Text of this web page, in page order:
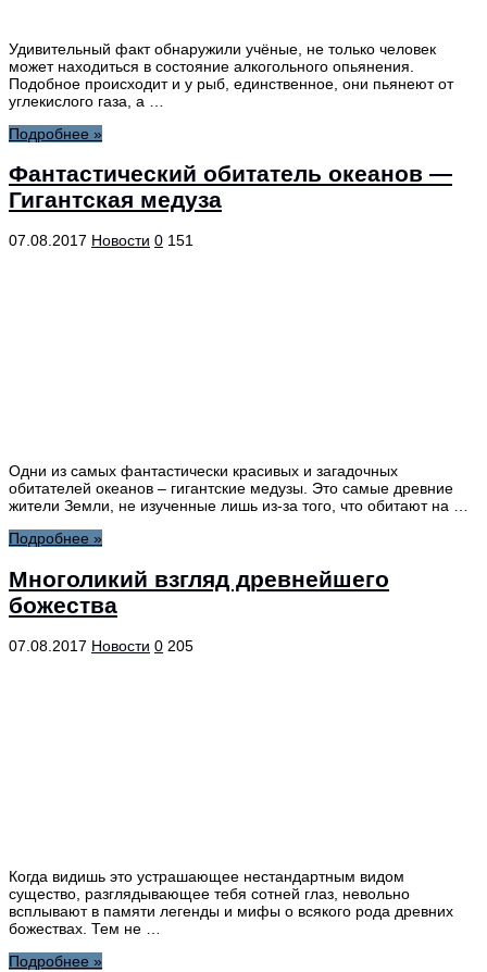
Удивительный факт обнаружили учёные, не только человек
может находиться в состояние алкогольного опьянения.
Подобное происходит и у рыб, единственное, они пьянеют от
углекислого газа, а …
Подробнее »
Фантастический обитатель океанов —
Гигантская медуза
07.08.2017 Новости 0 151
Одни из самых фантастически красивых и загадочных
обитателей океанов – гигантские медузы. Это самые древние
жители Земли, не изученные лишь из-за того, что обитают на …
Подробнее »
Многоликий взгляд древнейшего
божества
07.08.2017 Новости 0 205
Когда видишь это устрашающее нестандартным видом
существо, разглядывающее тебя сотней глаз, невольно
всплывают в памяти легенды и мифы о всякого рода древних
божествах. Тем не …
Подробнее »